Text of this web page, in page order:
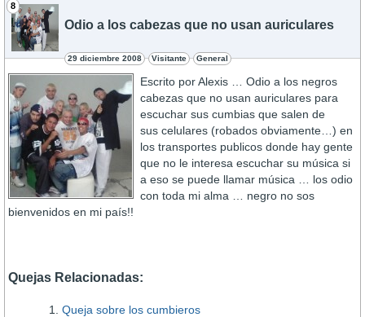
8
Odio a los cabezas que no usan auriculares
29 diciembre 2008 Visitante General
Escrito por Alexis … Odio a los negros
cabezas que no usan auriculares para
escuchar sus cumbias que salen de
sus celulares (robados obviamente…) en
los transportes publicos donde hay gente
que no le interesa escuchar su música si
a eso se puede llamar música … los odio
con toda mi alma … negro no sos
bienvenidos en mi paí­s!!
Quejas Relacionadas:
Queja sobre los cumbieros